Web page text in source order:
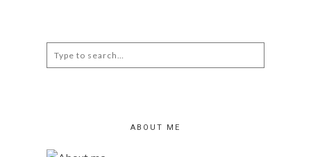
Search
for:
ABOUT ME